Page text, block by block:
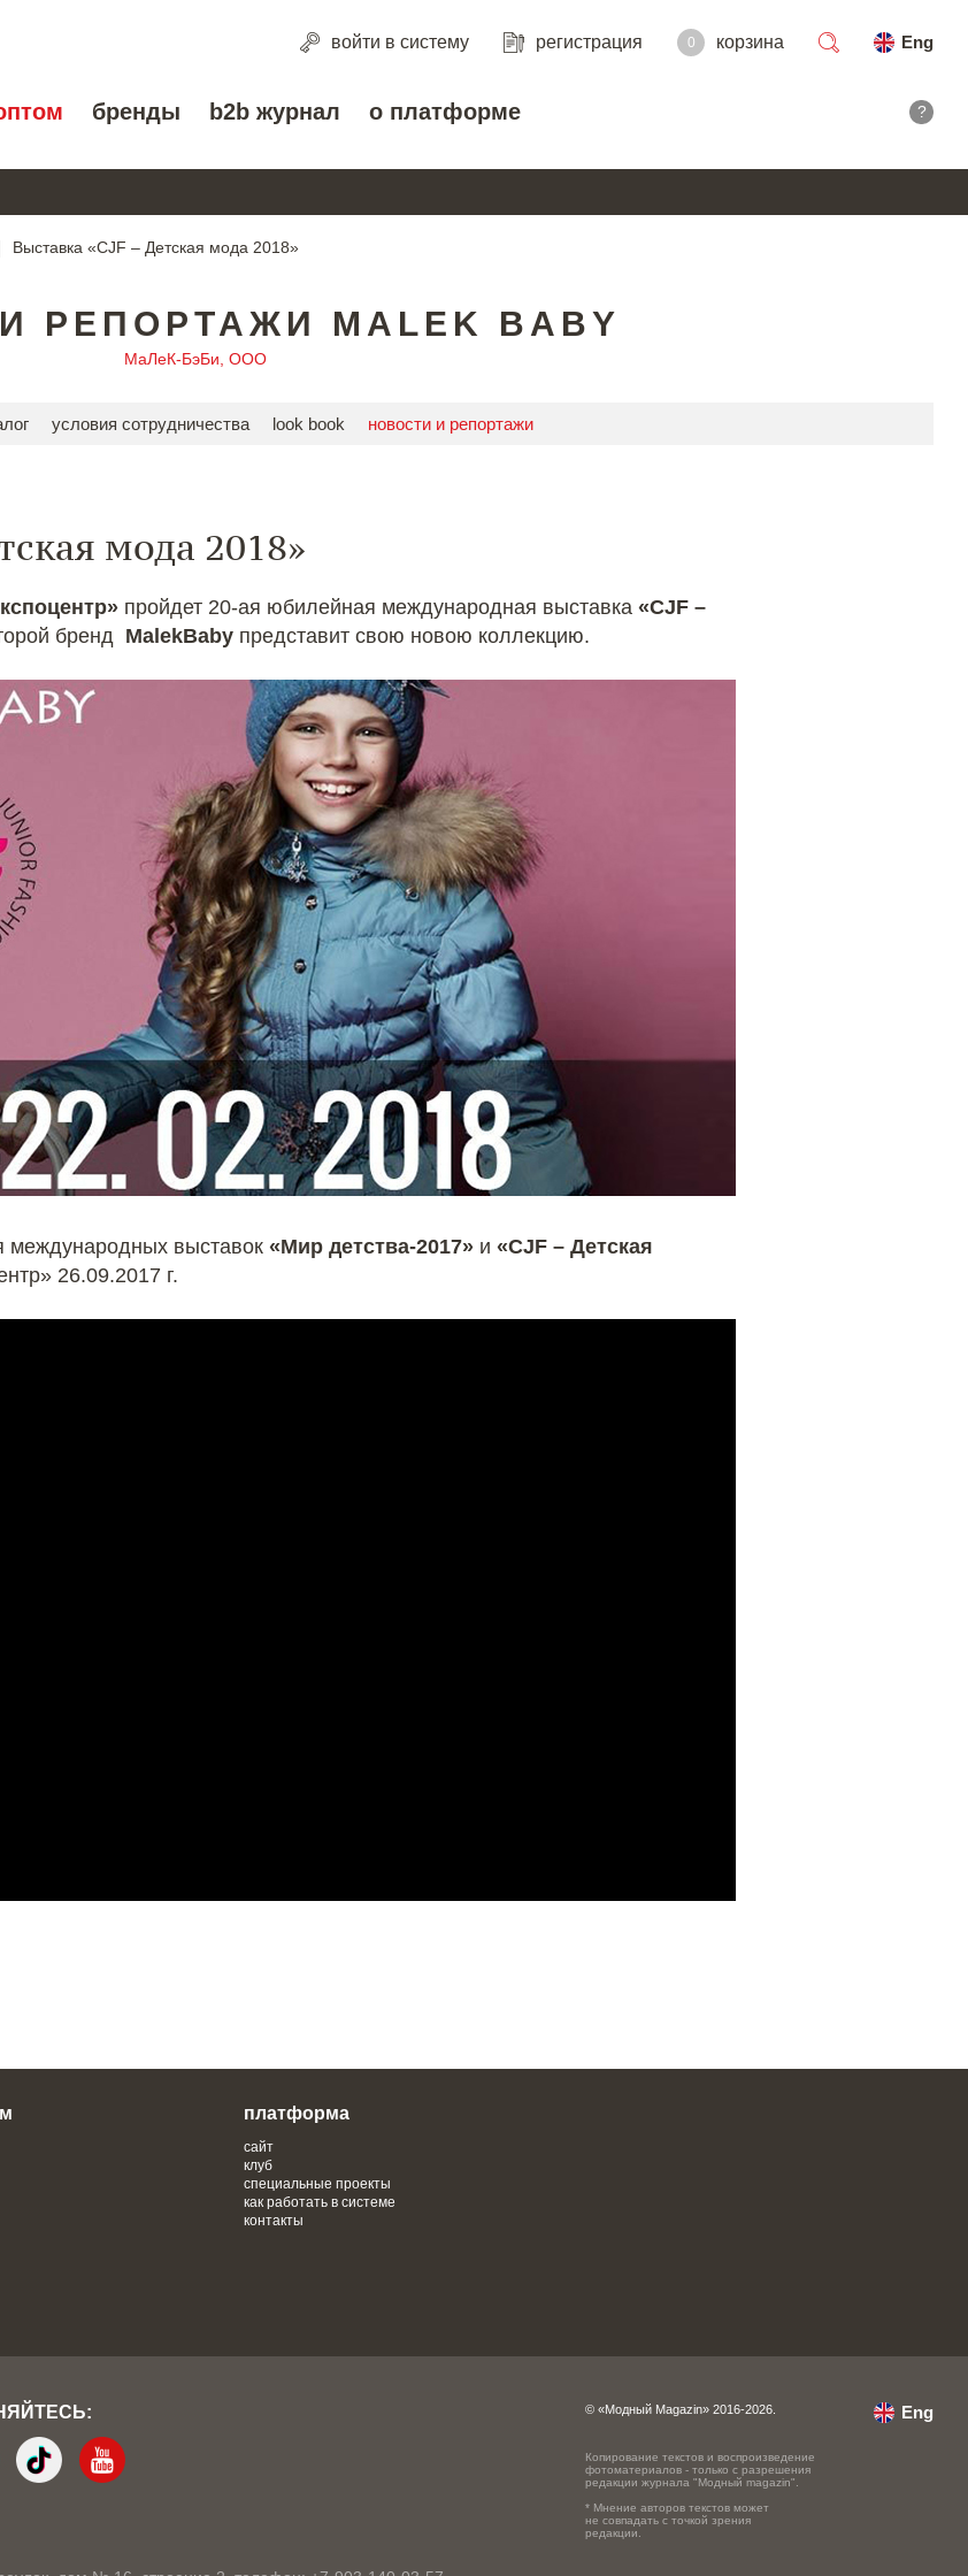
войти в систему регистрация 0 корзина
Eng
бренды b2b журнал о платформе ?
Выставка «CJF – Детская мода 2018»
РЕПОРТАЖИ MALEK BABY
МаЛеК-БэБи, ООО
условия сотрудничества look book новости и репортажи
мода 2018»
пройдет 20-ая юбилейная международная выставка «CJF –
бренд MalekBaby представит свою новою коллекцию.
международных выставок «Мир детства-2017» и «CJF – Детская
26.09.2017 г.
платформа
сайт
клуб
специальные проекты
как работать в системе
контакты
© «Модный Magazin» 2016-2026.
Копирование текстов и воспроизведение
фотоматериалов - только с разрешения
редакции журнала "Модный magazin".
* Мнение авторов текстов может
не совпадать с точкой зрения
редакции.
Eng